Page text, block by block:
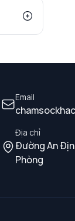
Email
Địa chỉ
Đường An
Phòng